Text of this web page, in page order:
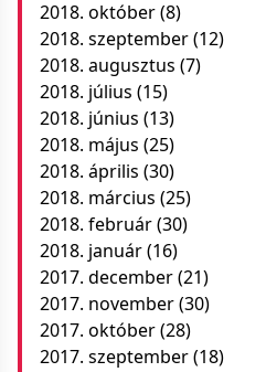
2018. október(8)
2018. szeptember(12)
2018. augusztus (7)
2018. július (15)
2018. június (13)
2018. május (25)
2018. április (30)
2018. március (25)
2018. február(30)
2018. január(16)
2017. december(21)
2017. november(30)
2017. október(28)
2017. szeptember(18)